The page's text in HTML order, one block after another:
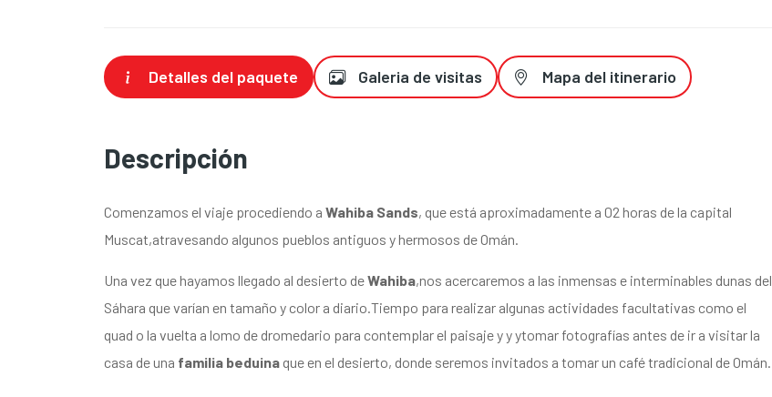
Detalles del paquete Galeria de visitas Mapa del itinerario
Descripción
Comenzamos el viaje procediendo a Wahiba Sands, que está aproximadamente a 02 horas de la capital
Muscat,atravesando algunos pueblos antiguos y hermosos de Omán.
Una vez que hayamos llegado al desierto deWahiba,nos acercaremos a las inmensas e interminables dunas del
Sáhara que varían en tamaño y color a diario.Tiempo para realizar algunas actividades facultativas como el
quad o la vuelta a lomo de dromedario para contemplar el paisaje y y ytomar fotografías antes de ir a visitar la
casa de una familia beduina que en el desierto, donde seremos invitados a tomar un café tradicional de Omán.